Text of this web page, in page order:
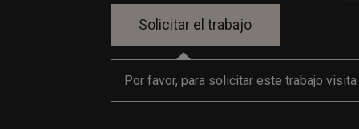
Por favor, para solicitar este trabajo visita